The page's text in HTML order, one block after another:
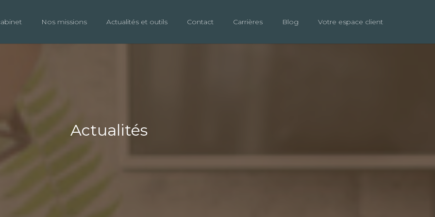
Nos missions Actualités et outils Contact Carrières Blog Votre espace client
Actualités